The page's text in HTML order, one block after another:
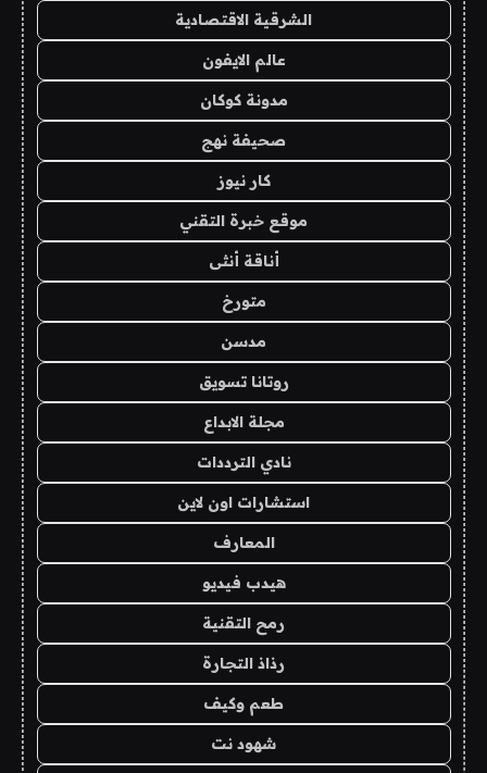
الشرقية الاقتصادية
عالم الايفون
مدونة كوكان
صحيفة نهج
كار نيوز
موقع خبرة التقني
أناقة أنثى
متورخ
مدسن
روتانا تسويق
مجلة الابداع
نادي الترددات
استشارات اون لاين
المعارف
هيدب فيديو
رمح التقنية
رذاذ التجارة
طعم وكيف
شهود نت